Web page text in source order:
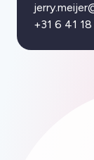
+31 6 41